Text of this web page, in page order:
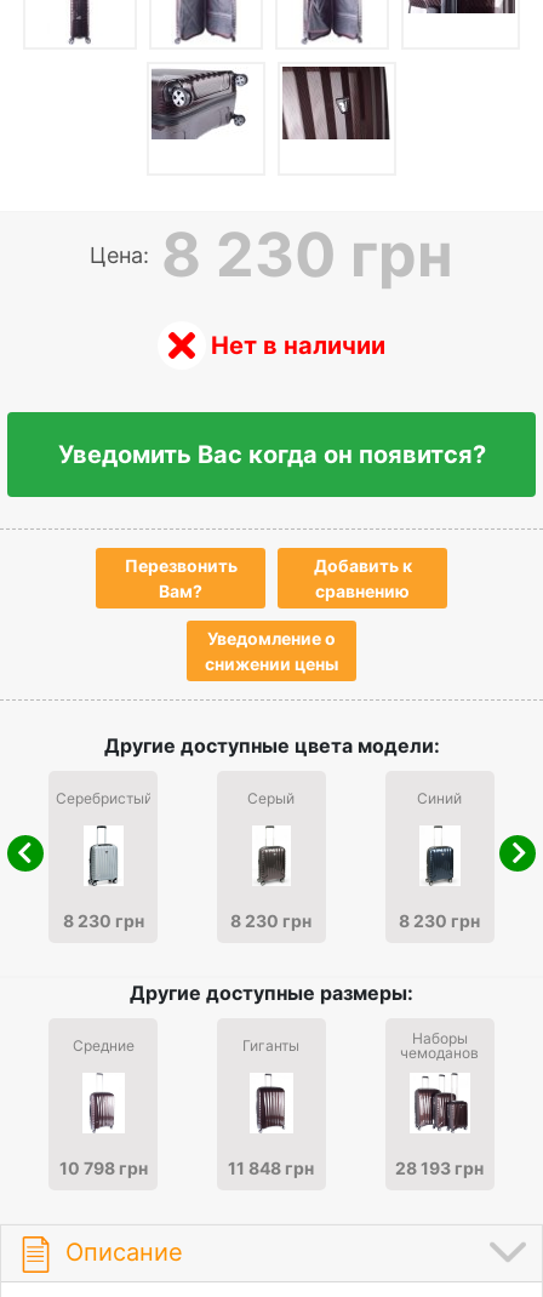
Цена: 8 230 грн
Нет в наличии
Уведомить Вас когда он появится?
Перезвонить
Вам?
Добавить к
сравнению
Уведомление о
снижении цены
Другие доступные цвета модели:
Серебристый
8 230 грн
Серый
8 230 грн
Синий
8 230 грн
Другие доступные размеры:
Средние
10 798 грн
Гиганты
11 848 грн
Наборы
чемоданов
28 193 грн
Описание